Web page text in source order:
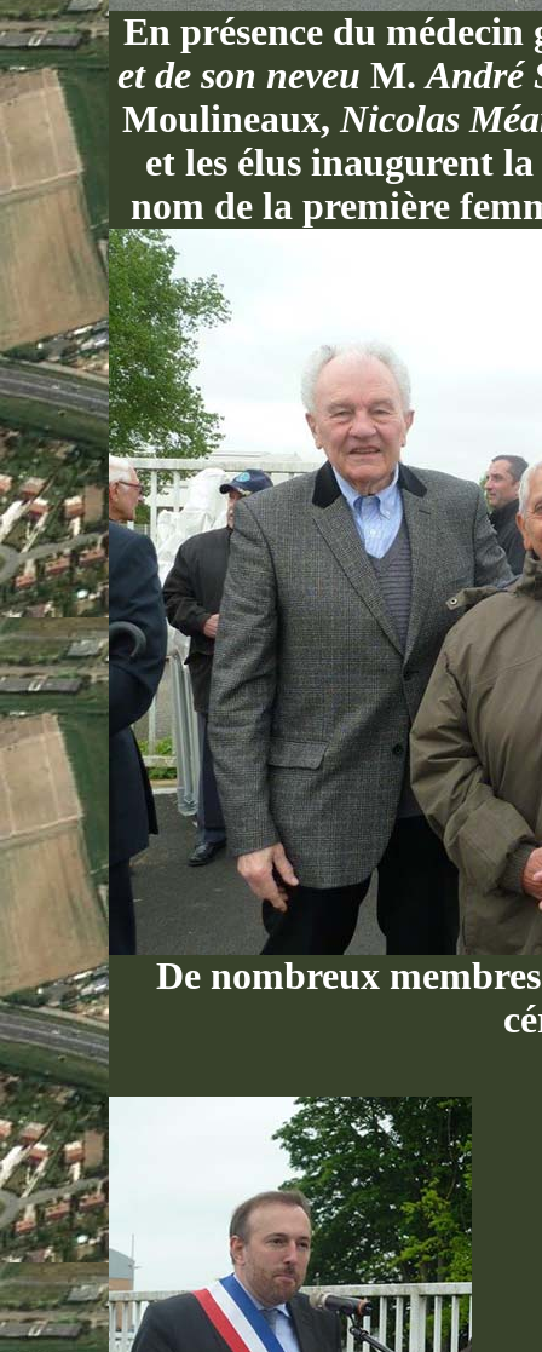
En présence du
et de son neveu M.André
Moulineaux, Nicolas
et les élus inaugurent
nom de la première
De nombreux